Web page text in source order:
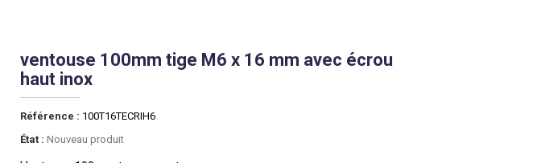
ventouse 100mm tige M6 x 16 mm avec écrou
haut inox
Référence : 100T16TECRIH6
État : Nouveau produit